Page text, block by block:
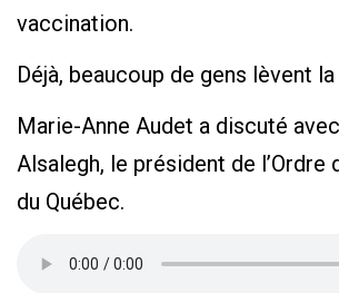
vaccination.
Déjà, beaucoup de gens lèvent la
Marie-Anne Audet a discuté
Alsalegh, le président de l’Ordre
du Québec.